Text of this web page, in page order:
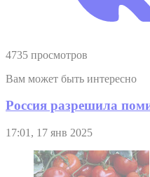
4735 просмотров
Вам может быть интересно
Россия разрешила
17:01, 17 янв 2025